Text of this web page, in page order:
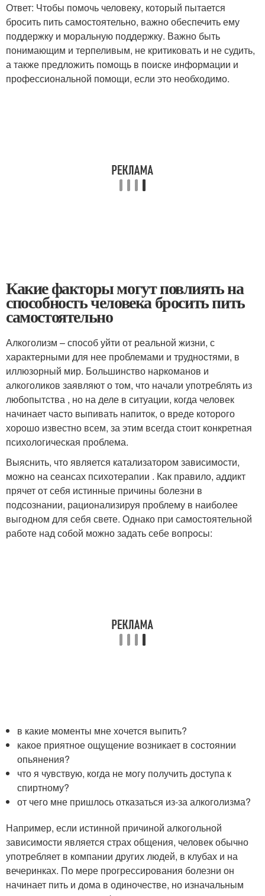
Ответ: Чтобы помочь человеку, который пытается
бросить пить самостоятельно, важно обеспечить ему
поддержку и моральную поддержку. Важно быть
понимающим и терпеливым, не критиковать и не судить,
а также предложить помощь в поиске информации и
профессиональной помощи, если это необходимо.
Какие факторы могут повлиять на
способность человека бросить пить
самостоятельно
Алкоголизм – способ уйти от реальной жизни, с
характерными для нее проблемами и трудностями, в
иллюзорный мир. Большинство наркоманов и
алкоголиков заявляют о том, что начали употреблять из
любопытства , но на деле в ситуации, когда человек
начинает часто выпивать напиток, о вреде которого
хорошо известно всем, за этим всегда стоит конкретная
психологическая проблема.
Выяснить, что является катализатором зависимости,
можно на сеансах психотерапии . Как правило, аддикт
прячет от себя истинные причины болезни в
подсознании, рационализируя проблему в наиболее
выгодном для себя свете. Однако при самостоятельной
работе над собой можно задать себе вопросы:
в какие моменты мне хочется выпить?
какое приятное ощущение возникает в состоянии
опьянения?
что я чувствую, когда не могу получить доступа к
спиртному?
от чего мне пришлось отказаться из-за алкоголизма?
Например, если истинной причиной алкогольной
зависимости является страх общения, человек обычно
употребляет в компании других людей, в клубах и на
вечеринках. По мере прогрессирования болезни он
начинает пить и дома в одиночестве, но изначальным